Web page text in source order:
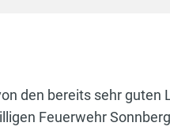
den bereits sehr guten
Feuerwehr